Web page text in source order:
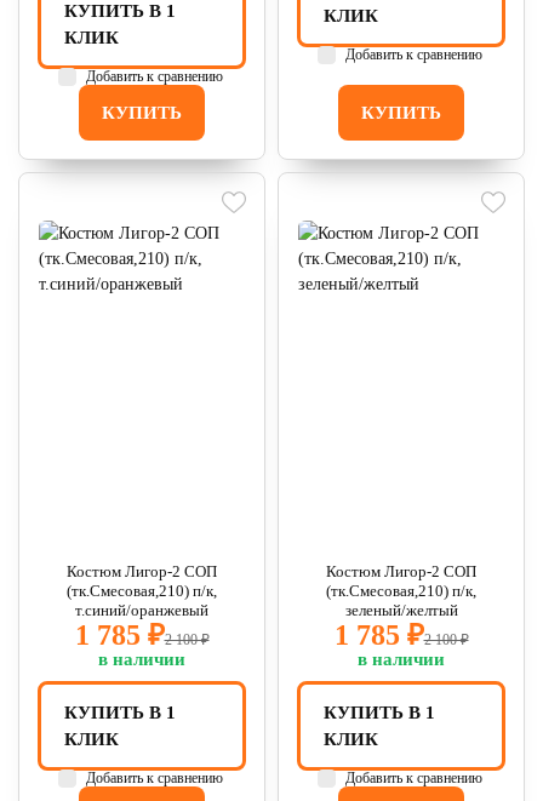
КУПИТЬ
КУПИТЬ В 1
КЛИК
Добавить к сравнению
КУПИТЬ
КЛИК
Добавить к сравнению
Костюм Лигор-2 СОП
(тк.Смесовая,210) п/к,
т.синий/оранжевый
1 785 ₽2 100 ₽
в наличии
КУПИТЬ В 1
КЛИК
Добавить к сравнению
Костюм Лигор-2 СОП
(тк.Смесовая,210) п/к,
зеленый/желтый
1 785 ₽2 100 ₽
в наличии
КУПИТЬ В 1
КЛИК
Добавить к сравнению